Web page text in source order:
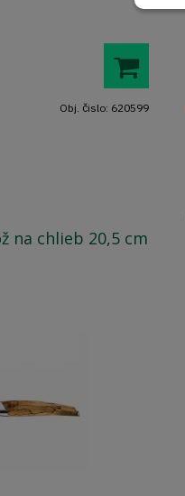
Obj. čislo: 620599
na chlieb 20,5 cm